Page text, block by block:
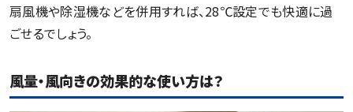
扇風機や除湿機などを併用すれば、28℃設定でも快適に過
ごせるでしょう。
風量・風向きの効果的な使い方は？